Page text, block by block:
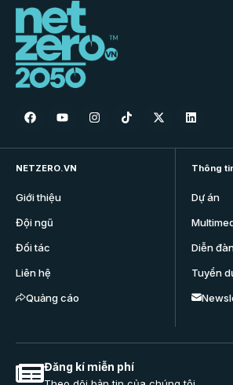
NETZERO.VN
Giới thiệu
Đội ngũ
Đối tác
Liên hệ
Quảng cáo
Thông
Dự án
Diễn
Tuyển
Đăng kí miễn phí